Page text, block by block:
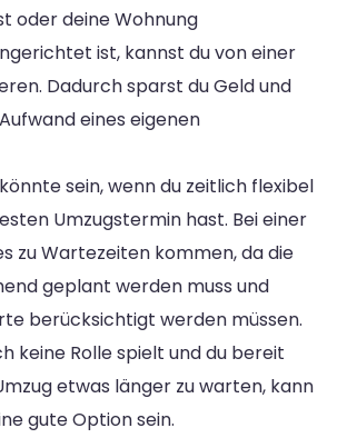
oder deine Wohnung
ist, kannst du von einer
Dadurch sparst du Geld und
eines eigenen
sein, wenn du zeitlich flexibel
Umzugstermin hast. Bei einer
zu Wartezeiten kommen, da die
geplant werden muss und
berücksichtigt werden müssen.
keine Rolle spielt und du bereit
etwas länger zu warten, kann
gute Option sein.